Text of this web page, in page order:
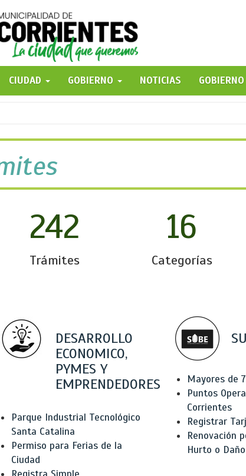
CIUDAD GOBIERNO NOTICIAS
242
Trámites
16
Categorías
DESARROLLO
ECONOMICO,
PYMES Y
EMPRENDEDORES
Parque Industrial Tecnológico
Santa Catalina
Permiso para Ferias de la
Ciudad
Mayores de
Puntos
Corrientes
Registrar
Renovación
Hurto o Daño